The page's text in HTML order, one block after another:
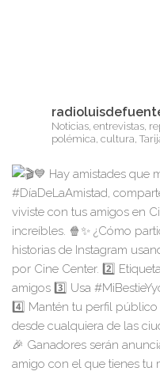
Noticias, entrevistas,
polémica, cultura,